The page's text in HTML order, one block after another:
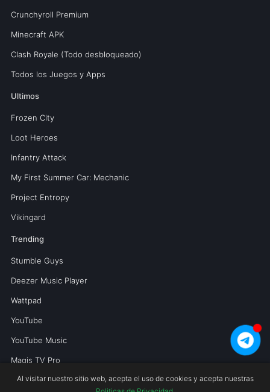
Crunchyroll Premium
Minecraft APK
Clash Royale (Todo desbloqueado)
Todos los Juegos y Apps
Ultimos
Frozen City
Loot Heroes
Infantry Attack
My First Summer Car: Mechanic
Project Entropy
Vikingard
Trending
Stumble Guys
Deezer Music Player
Wattpad
YouTube
YouTube Music
Magis TV Pro
Al visitar nuestro sitio web, acepta el uso de cookies y acepta nuestras